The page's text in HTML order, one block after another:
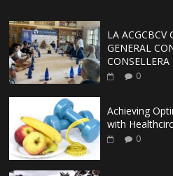
LA ACGCBCV
GENERAL
0
Achieving
with
0